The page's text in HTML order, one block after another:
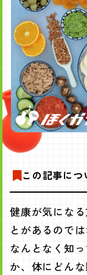
この記事につ
健康が気にな
とがあるので
なんとなく知
か、体にどん